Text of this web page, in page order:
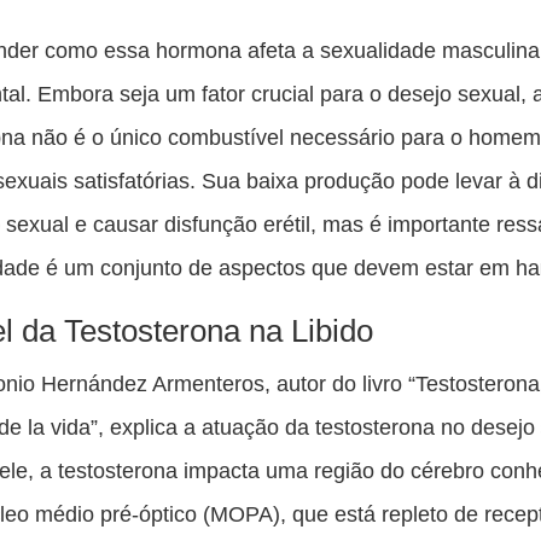
como essa hormona afeta a sexualidade
Embora seja um fator crucial para o desejo sexual,
não é o único combustível necessário para o
satisfatórias. Sua baixa produção pode levar à
sexual e causar disfunção erétil, mas é importante
é um conjunto de aspectos que devem estar em
da Testosterona na Libido
Hernández Armenteros, autor do livro
la vida”, explica a atuação da testosterona no desejo
a testosterona impacta uma região do cérebro
médio pré-óptico (MOPA), que está repleto de